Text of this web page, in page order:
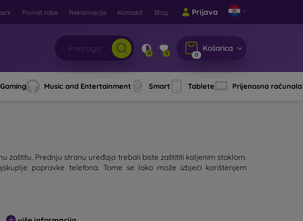
Povrat robe Reklamacije Kontakti Blog Prijava
0 0 0
Košarica
Gaming Music and Entertainment Smart Tablete Prijenosna računala
zaštitu. Prednju stranu uređaja trebali biste zaštititi kaljenim staklom.
popravke telefona. Tome se lako može izbjeći korištenjem
kvalitetnije i otpornije, to će bolje štititi uređaj. Na tržištu postoji više